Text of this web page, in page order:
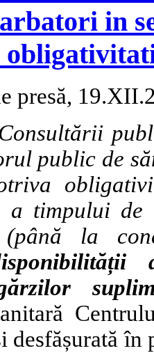
in
presă,
public de
a timpului
(până la
desfășurată